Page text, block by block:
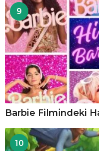
9
Barbie Filmindeki
10